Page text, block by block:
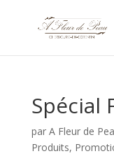
Spécial
par A Fleur de
Produits,